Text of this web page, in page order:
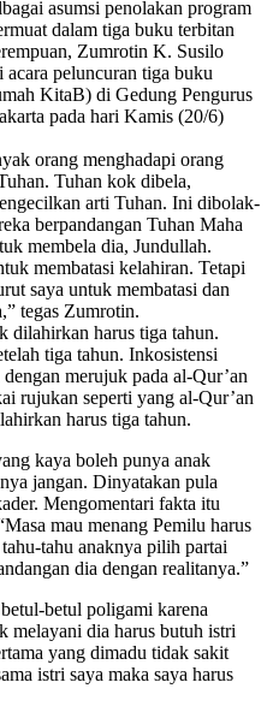
asumsi penolakan program
dalam tiga buku terbitan
Zumrotin K. Susilo
acara peluncuran tiga buku
KitaB) di Gedung Pengurus
pada hari Kamis (20/6)
orang menghadapi orang
Tuhan kok dibela,
arti Tuhan. Ini dibolak-
berpandangan Tuhan Maha
membela dia, Jundullah.
membatasi kelahiran. Tetapi
saya untuk membatasi dan
tegas Zumrotin.
dilahirkan harus tiga tahun.
tiga tahun. Inkosistensi
merujuk pada al-Qur’an
rujukan seperti yang al-Qur’an
harus tiga tahun.
kaya boleh punya anak
jangan. Dinyatakan pula
Mengomentari fakta itu
mau menang Pemilu harus
tahu anaknya pilih partai
dia dengan realitanya.”
betul poligami karena
melayani dia harus butuh istri
yang dimadu tidak sakit
istri saya maka saya harus